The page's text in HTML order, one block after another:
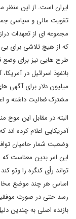
ایران است. از این
تقویت مالی و سیاسی
مجموعه ای از تعهدات
که از هیچ تلاشی برای
طرح هایی نیز برای وضع
میلیون دلار برای آگهی
مشترک فعالیت داشته و
آمریکایی اعلام کرده
وضعیت شمار حامیان
این امر بدین معناست که
تواند رأی کنگره را وتو
اساس هر چند موضع
رسد حتی در صورت موفقیت
بازنده اصلی به چندین